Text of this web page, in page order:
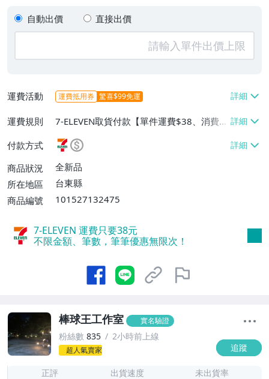
自動出價 直接出價
運費活動 運費抵用券 驚喜$99免運
運費規則
7-ELEVEN取貨付款【單件運費$38、消費滿
$88000免運費】、郵局掛號【單件運費$5
0、消費滿$80000免運費】
付款方式
商品狀況
全新品
所在地區
台東縣
商品編號
101527132475
7-ELEVEN 運費只要38元
不限金額、筆數，筆筆優惠無限次！
棒球王工作室 實名驗證
粉絲數 835 2小時前上線
超人氣賣家 追蹤
正評 出貨速度 未出貨率